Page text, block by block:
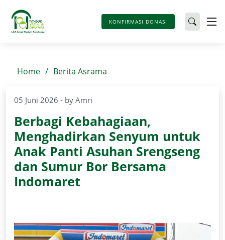
KONFIRMASI DONASI
Home Berita Asrama
05 Juni 2026 - by Amri
Berbagi Kebahagiaan,
Menghadirkan Senyum untuk
Anak Panti Asuhan Srengseng
dan Sumur Bor Bersama
Indomaret